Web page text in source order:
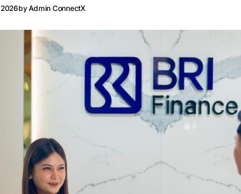
byAdmin ConnectX